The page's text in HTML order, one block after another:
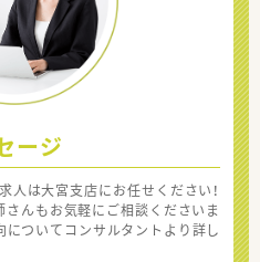
ージ
人は大宮支店にお任せください！
んもお気軽にご相談くださいま
についてコンサルタントより詳し